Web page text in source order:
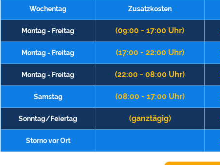
Wochentag Zusatzkosten
Montag - Freitag (09:00 - 17:00 Uhr)
Montag - Freitag (17:00 - 22:00 Uhr)
Montag - Freitag (22:00 - 08:00 Uhr)
Samstag (08:00 - 17:00 Uhr)
Sonntag/Feiertag (ganztägig)
Storno vor Ort